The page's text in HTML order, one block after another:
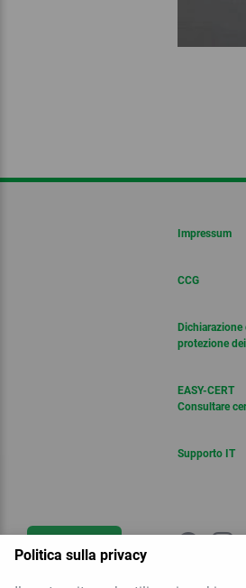
Politica sulla privacy
Contattaci
Impressum
CCG
Dichiarazione
protezione
EASY-CERT
Consultare
Supporto IT